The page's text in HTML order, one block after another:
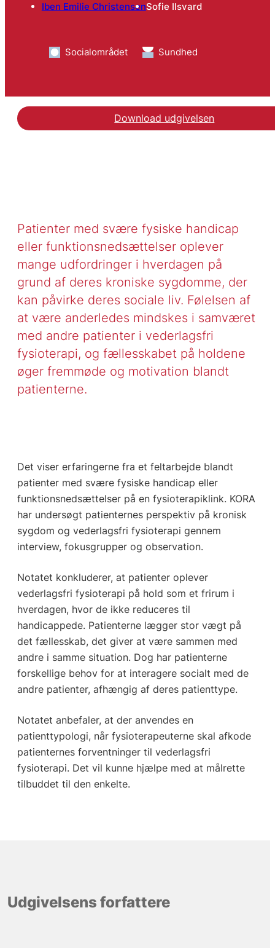
Iben Emilie ChristensenSofie Ilsvard
Socialområdet Sundhed
Download udgivelsen
Patienter med svære fysiske handicap
eller funktionsnedsættelser oplever
mange udfordringer i hverdagen på
grund af deres kroniske sygdomme, der
kan påvirke deres sociale liv. Følelsen af
at være anderledes mindskes i samværet
med andre patienter i vederlagsfri
fysioterapi, og fællesskabet på holdene
øger fremmøde og motivation blandt
patienterne.
Det viser erfaringerne fra et feltarbejde blandt
patienter med svære fysiske handicap eller
funktionsnedsættelser på en fysioterapiklink. KORA
har undersøgt patienternes perspektiv på kronisk
sygdom og vederlagsfri fysioterapi gennem
interview, fokusgrupper og observation.
Notatet konkluderer, at patienter oplever
vederlagsfri fysioterapi på hold som et frirum i
hverdagen, hvor de ikke reduceres til
handicappede. Patienterne lægger stor vægt på
det fællesskab, det giver at være sammen med
andre i samme situation. Dog har patienterne
forskellige behov for at interagere socialt med de
andre patienter, afhængig af deres patienttype.
Notatet anbefaler, at der anvendes en
patienttypologi, når fysioterapeuterne skal afkode
patienternes forventninger til vederlagsfri
fysioterapi. Det vil kunne hjælpe med at målrette
tilbuddet til den enkelte.
Udgivelsens forfattere